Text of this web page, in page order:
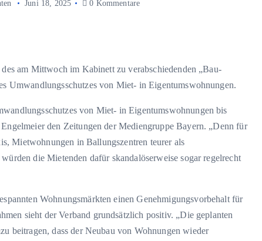
Juni 18, 2025 0 Kommentare
am Mittwoch im Kabinett zu verabschiedenden „Bau-
Umwandlungsschutzes von Miet- in Eigentumswohnungen.
von Miet- in Eigentumswohnungen bis
den Zeitungen der Mediengruppe Bayern. „Denn für
Mietwohnungen in Ballungszentren teurer als
die Mietenden dafür skandalöserweise sogar regelrecht
Wohnungsmärkten einen Genehmigungsvorbehalt für
sieht der Verband grundsätzlich positiv. „Die geplanten
beitragen, dass der Neubau von Wohnungen wieder